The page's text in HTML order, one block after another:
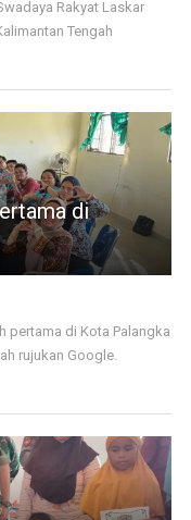
Rakyat Laskar
Tengah
di
pertama di Kota Palangka
rujukan Google.